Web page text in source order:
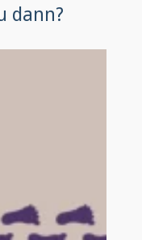
dann?